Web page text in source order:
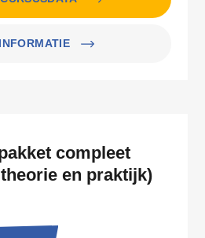
compleet
en praktijk)